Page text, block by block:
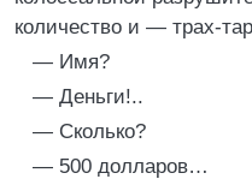
количество и — трах-
— Имя?
— Деньги!..
— Сколько?
— 500 долларов…